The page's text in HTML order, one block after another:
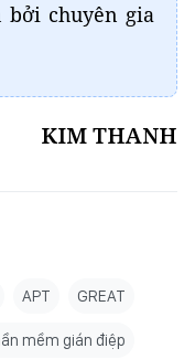
bởi chuyên gia
KIM THANH
APT GREAT
mềm gián điệp